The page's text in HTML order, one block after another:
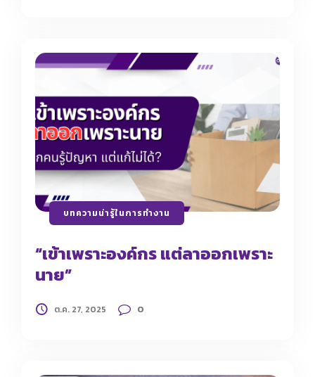
บทความน่ารู้ในการทำงาน
“เข้าเพราะองค์กร แต่ลาออกเพราะ
นาย”
ต.ค. 27, 2025 0